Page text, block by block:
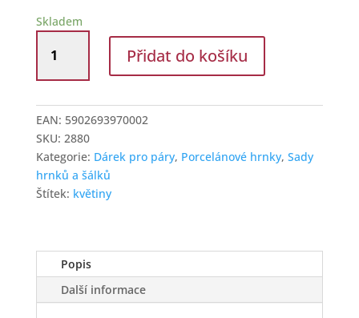
Skladem
šálků
s
270
ml
s
květinovým
dekorem
Přidat do košíku
EAN: 5902693970002
SKU: 2880
Kategorie: Dárek pro páry, Porcelánové hrnky, Sady
hrnků a šálků
Štítek: květiny
Popis
Další informace